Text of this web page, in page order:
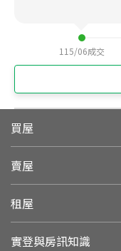
115/06成交
買屋
賣屋
租屋
實登與房訊知識